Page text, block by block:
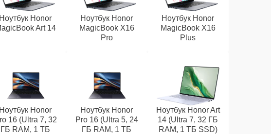
Ноутбук Honor
Art 14
Ноутбук Honor
MagicBook X16
Pro
Ноутбук Honor
MagicBook X16
Plus
Ноутбук Honor
16 (Ultra 7, 32
ГБ RAM, 1 ТБ
Ноутбук Honor
Pro 16 (Ultra 5, 24
ГБ RAM, 1 ТБ
Ноутбук Honor Art
14 (Ultra 7, 32 ГБ
RAM, 1 ТБ SSD)